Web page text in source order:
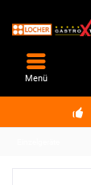
Menü